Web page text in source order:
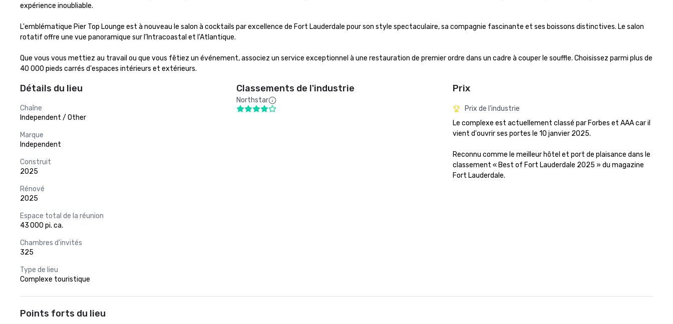
expérience inoubliable.
L'emblématique Pier Top Lounge est à nouveau le salon à cocktails par excellence de Fort Lauderdale pour son style spectaculaire, sa compagnie fascinante et ses boissons distinctives. Le salon
rotatif offre une vue panoramique sur l'Intracoastal et l'Atlantique.
Que vous vous mettiez au travail ou que vous fêtiez un événement, associez un service exceptionnel à une restauration de premier ordre dans un cadre à couper le souffle. Choisissez parmi plus de
40 000 pieds carrés d'espaces intérieurs et extérieurs.
Détails du lieu
Chaîne
Independent / Other
Marque
Independent
Construit
2025
Rénové
2025
Espace total de la réunion
43 000 pi. ca.
Chambres d'invités
325
Type de lieu
Complexe touristique
Classements de l'industrie
Northstar
Prix
Prix de l'industrie
Le complexe est actuellement classé par Forbes et AAA car il
vient d'ouvrir ses portes le 10 janvier 2025.
Reconnu comme le meilleur hôtel et port de plaisance dans le
classement « Best of Fort Lauderdale 2025 » du magazine
Fort Lauderdale.
Points forts du lieu